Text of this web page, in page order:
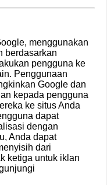
menggunakan
berdasarkan
pengguna ke
Penggunaan
Google dan
kepada pengguna
ke situs Anda
dapat
dengan
Anda dapat
dari
ketiga untuk iklan